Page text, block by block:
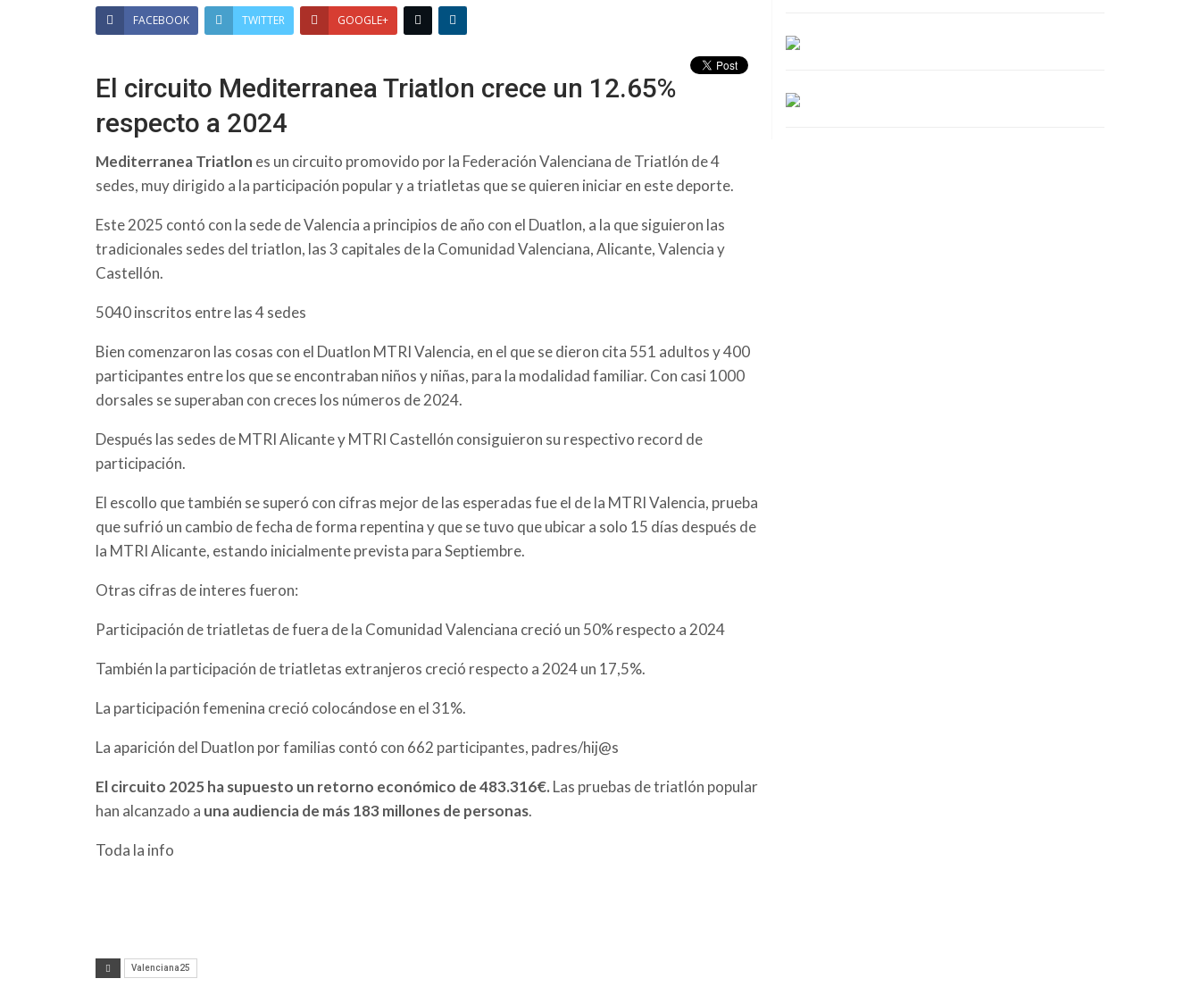
FACEBOOK TWITTER GOOGLE+
El circuito Mediterranea Triatlon crece un 12.65%
respecto a 2024
Mediterranea Triatlon es un circuito promovido por la Federación Valenciana de Triatlón de 4
sedes, muy dirigido a la participación popular y a triatletas que se quieren iniciar en este deporte.
Este 2025 contó con la sede de Valencia a principios de año con el Duatlon, a la que siguieron las
tradicionales sedes del triatlon, las 3 capitales de la Comunidad Valenciana, Alicante, Valencia y
Castellón.
5040 inscritos entre las 4 sedes
Bien comenzaron las cosas con el Duatlon MTRI Valencia, en el que se dieron cita 551 adultos y 400
participantes entre los que se encontraban niños y niñas, para la modalidad familiar. Con casi 1000
dorsales se superaban con creces los números de 2024.
Después las sedes de MTRI Alicante y MTRI Castellón consiguieron su respectivo record de
participación.
El escollo que también se superó con cifras mejor de las esperadas fue el de la MTRI Valencia, prueba
que sufrió un cambio de fecha de forma repentina y que se tuvo que ubicar a solo 15 días después de
la MTRI Alicante, estando inicialmente prevista para Septiembre.
Otras cifras de interes fueron:
Participación de triatletas de fuera de la Comunidad Valenciana creció un 50% respecto a 2024
También la participación de triatletas extranjeros creció respecto a 2024 un 17,5%.
La participación femenina creció colocándose en el 31%.
La aparición del Duatlon por familias contó con 662 participantes, padres/hij@s
El circuito 2025 ha supuesto un retorno económico de 483.316€. Las pruebas de triatlón popular
han alcanzado a una audiencia de más 183 millones de personas.
Toda la info
Valenciana25